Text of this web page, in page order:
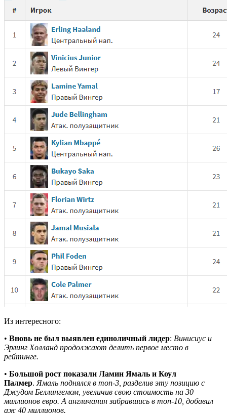
Из интересного:
• Вновь не был выявлен единоличный лидер: Винисиус и
Эрлинг Холланд продолжают делить первое место в
рейтинге.
• Большой рост показали Ламин Ямаль и Коул
Палмер. Ямаль поднялся в топ-3, разделив эту позицию с
Джудом Беллингемом, увеличив свою стоимость на 30
миллионов евро. А англичанин забравшись в топ-10, добавил
аж 40 миллионов.